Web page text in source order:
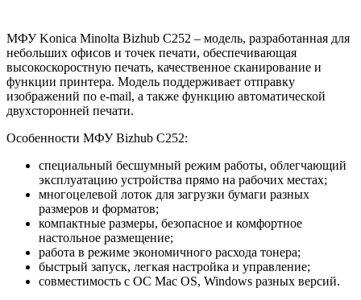
МФУ Konica Minolta Bizhub C252 – модель, разработанная для
небольших офисов и точек печати, обеспечивающая
высокоскоростную печать, качественное сканирование и
функции принтера. Модель поддерживает отправку
изображений по e-mail, а также функцию автоматической
двухсторонней печати.
Особенности МФУ Bizhub C252:
специальный бесшумный режим работы, облегчающий
эксплуатацию устройства прямо на рабочих местах;
многоцелевой лоток для загрузки бумаги разных
размеров и форматов;
компактные размеры, безопасное и комфортное
настольное размещение;
работа в режиме экономичного расхода тонера;
быстрый запуск, легкая настройка и управление;
совместимость с ОС Mac OS, Windows разных версий.